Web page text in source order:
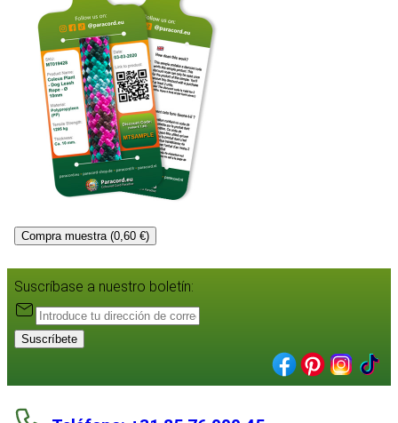
Compra muestra (0,60 €)
Suscríbase a nuestro boletín:
Suscríbete